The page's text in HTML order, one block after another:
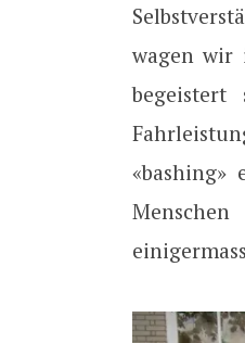
wagen wir